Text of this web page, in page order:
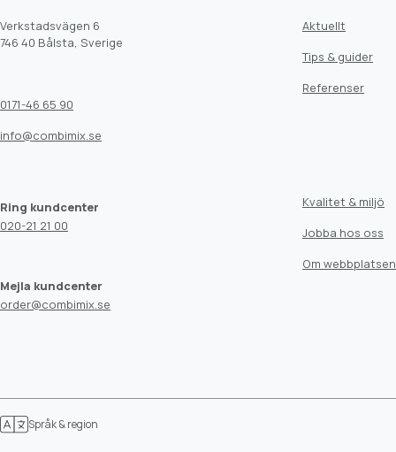
Verkstadsvägen 6
746 40 Bålsta, Sverige
0171-46 65 90
info@combimix.se
Ring kundcenter
020-21 21 00
Mejla kundcenter
order@combimix.se
Aktuellt
Tips & guider
Referenser
Kvalitet & miljö
Jobba hos oss
Om webbplatsen
Språk & region